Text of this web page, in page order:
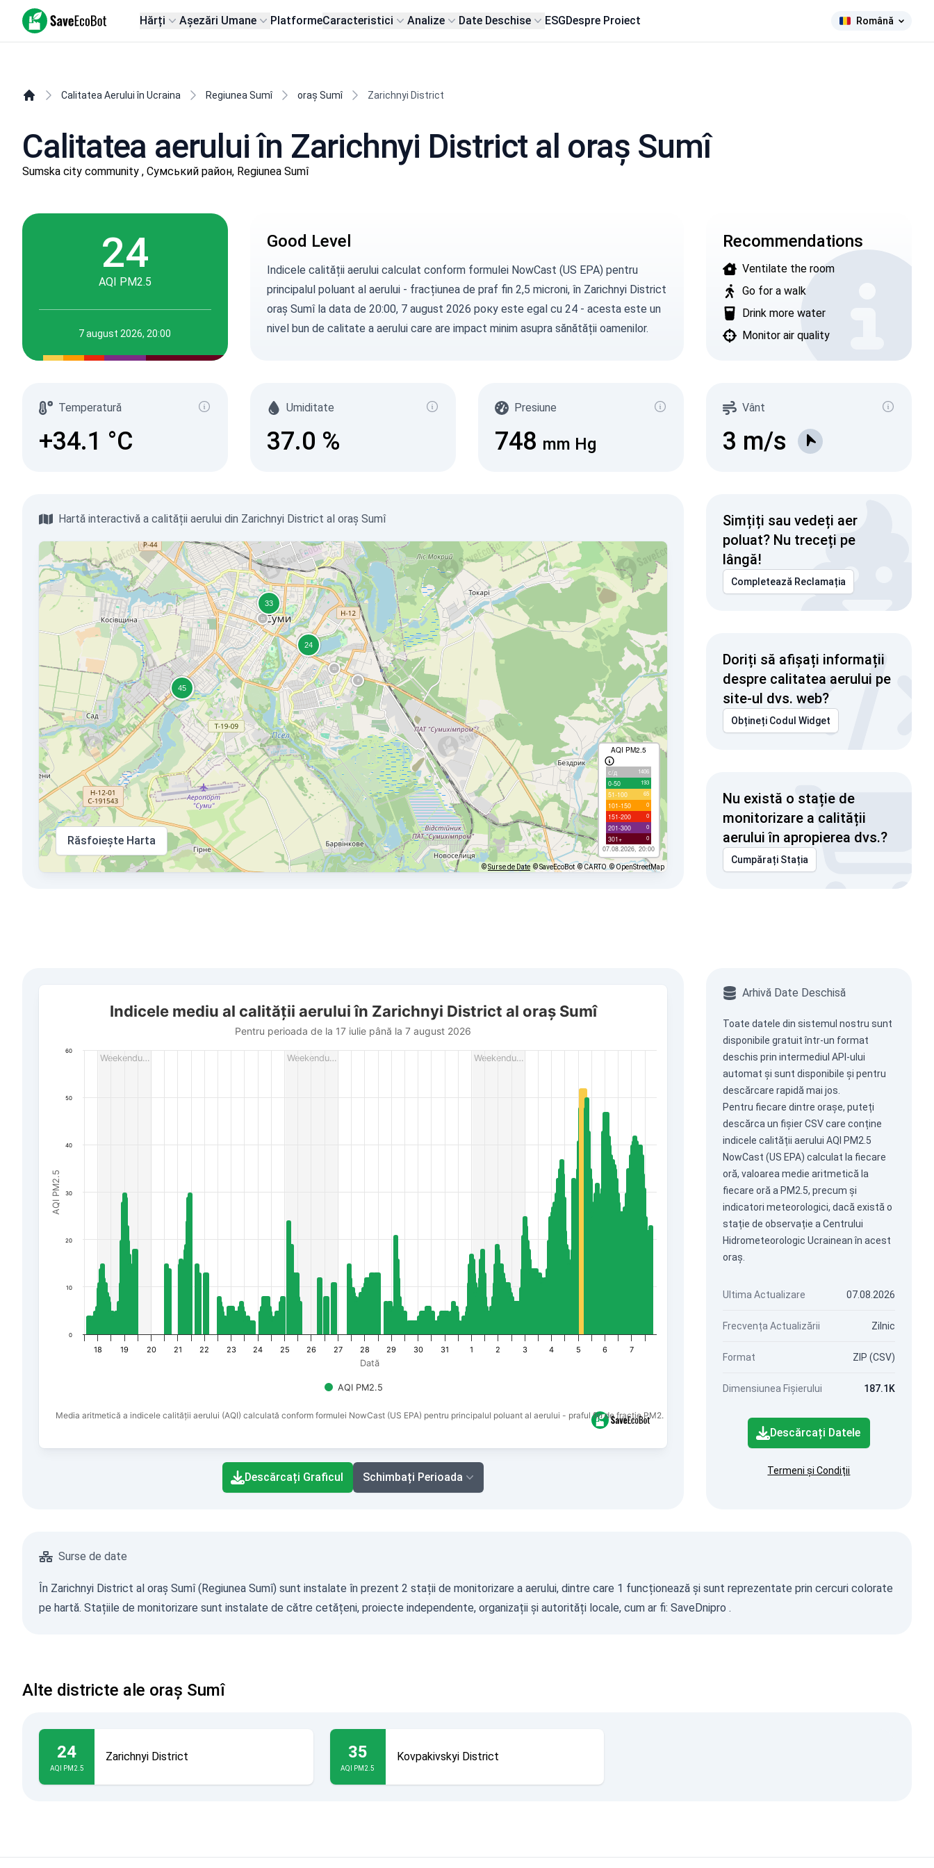
SaveEcoBot Hărți Așezări Umane PlatformeCaracteristici Analize Date Deschise ESGDespre Proiect Română
Calitatea Aerului în Ucraina Regiunea Sumî oraș Sumî Zarichnyi District
Calitatea aerului în Zarichnyi District al oraș Sumî
Sumska city community , Сумський район, Regiunea Sumî
24
AQI PM2.5
7 august 2026, 20:00
Good Level
Indicele calității aerului calculat conform formulei NowCast (US EPA)pentru
principalul poluant al aerului - fracțiunea de praf fin 2,5 microni, în Zarichnyi District
oraș Sumî la data de 20:00, 7 august 2026 року este egal cu 24 - acesta este un
nivel bun de calitate a aerului care are impact minim asupra sănătății oamenilor.
Recommendations
Ventilate the room
Go for a walk
Drink more water
Monitor air quality
Temperatură
+34.1 °C
Umiditate
37.0 %
Presiune
748 mm Hg
Vânt
3 m/s
Hartă interactivă a calității aerului din Zarichnyi District al oraș Sumî
AQI PM2.5
с/д 1406
0-50 193
51-100 65
101-150 0
151-200 0
201-300 0
301+ 0
07.08.2026, 20:00
Răsfoiește Harta
©Surse de Date © SaveEcoBot © CARTO © OpenStreetMap
Simțiți sau vedeți aer
poluat? Nu treceți pe
lângă!
Completează Reclamația
Doriți să afișați informații
despre calitatea aerului pe
site-ul dvs. web?
Obțineți Codul Widget
Nu există o stație de
monitorizare a calității
aerului în apropierea dvs.?
Cumpărați Stația
Bar chart with 382 bars.
Pentru perioada de la 17 iulie până la 7 august 2026
The chart has 1 Y axis displaying AQI PM2.5. Data ranges from 3 to 52.
Media aritmetică a indicele calității aerului (AQI) calculată conform formulei NowCast (US EPA) pentru principalul poluant al aerului - praful fin de fracție PM2.5.
Weekendu…
Weekendu…
Weekendu…
Dată
AQI PM2.5
Indicele mediu al calității aerului în Zarichnyi District al oraș Sumî
Pentru perioada de la 17 iulie până la 7 august 2026
AQI PM2.5
18 19 20 21 22 23 24 25 26 27 28 29 30 31 1 2 3 4 5 6 7
0
10
20
30
40
50
60
End of interactive chart.
Descărcați Graficul Schimbați Perioada
Arhivă Date Deschisă
Toate datele din sistemul nostru sunt
disponibile gratuit într-un format
deschis prin intermediul API-ului
automat și sunt disponibile și pentru
descărcare rapidă mai jos.
Pentru fiecare dintre orașe, puteți
descărca un fișier CSV care conține
indicele calității aerului AQI PM2.5
NowCast (US EPA) calculat la fiecare
oră, valoarea medie aritmetică la
fiecare oră a PM2.5, precum și
indicatori meteorologici, dacă există o
stație de observație a Centrului
Hidrometeorologic Ucrainean în acest
oraș.
Ultima Actualizare 07.08.2026
Frecvența Actualizării Zilnic
Format ZIP (CSV)
Dimensiunea Fișierului 187.1K
Descărcați Datele
Termeni și Condiții
Surse de date
În Zarichnyi District al oraș Sumî (Regiunea Sumî) sunt instalate în prezent 2 stații de monitorizare a aerului, dintre care 1 funcționează și sunt reprezentate prin cercuri colorate
pe hartă. Stațiile de monitorizare sunt instalate de către cetățeni, proiecte independente, organizații și autorități locale, cum ar fi: SaveDnipro .
Alte districte ale oraș Sumî
24
AQI PM2.5
Zarichnyi District 35
AQI PM2.5
Kovpakivskyi District